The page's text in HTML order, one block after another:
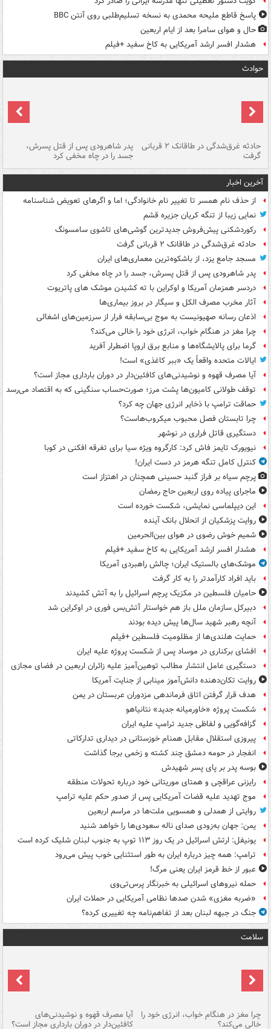
پاسخ قاطع ملیحه محمدی به نسخه تسلیم‌طلبی روی آنتن BBC
حال و هوای سامرا بعد از ایام اربعین
هشدار افسر ارشد آمریکایی به کاخ سفید +فیلم
حوادث
حادثه غرق‌شدگی در طاقانک ۲ قربانی
گرفت
پدر شاهرودی پس از قتل پسرش،
جسد را در چاه مخفی کرد
آخرین اخبار
از حذف نام همسر تا تغییر نام خانوادگی؛ اما و اگرهای تعویض شناسنامه
نمایی زیبا از تنگه کریان جزیره قشم
رکوردشکنی پیش‌فروش جدیدترین گوشی‌های تاشوی سامسونگ
حادثه غرق‌شدگی در طاقانک ۲ قربانی گرفت
مسجد جامع یزد، از باشکوه‌ترین معماری‌های ایران
پدر شاهرودی پس از قتل پسرش، جسد را در چاه مخفی کرد
دردسر همزمان آمریکا و اوکراین با ته کشیدن موشک های پاتریوت
آثار مخرب مصرف الکل و سیگار در بروز بیماری‌ها
اذعان رسانه صهیونیست به موج بی‌سابقه فرار از سرزمین‌های اشغالی
چرا مغز در هنگام خواب، انرژی خود را خالی می‌کند؟
گرما برای پالایشگاه‌ها و منابع برق اروپا اضطرار آفرید
ایالات متحده واقعاً یک «ببر کاغذی» است!
آیا مصرف قهوه و نوشیدنی‌های کافئین‌دار در دوران بارداری مجاز است؟
توقف طولانی کامیون‌ها پشت مرز؛ صورت‌حساب سنگینی که به اقتصاد می‌رسد
حماقت ترامپ با ذخایر انرژی جهان چه کرد؟
چرا تابستان فصل محبوب میکروب‌هاست؟
دستگیری قاتل فراری در نوشهر
نیویورک تایمز فاش کرد: کارگروه ویژه سیا برای تفرقه افکنی در کوبا
کنترل کامل تنگه هرمز در دست ایران!
پرچم سیاه بر فراز گنبد حسینی همچنان در اهتزاز است
ماجرای پیاده روی اربعین حاج رمضان
این دیپلماسی نمایشی، شکست خورده است
روایت پزشکیان از انحلال بانک آینده
شمیم خوش رضوی در هوای بین‌الحرمین
هشدار افسر ارشد آمریکایی به کاخ سفید +فیلم
موشک‌های بالستیک ایران؛ چالش راهبردی آمریکا
باید افراد کارآمدتر را به کار گرفت
حامیان فلسطین در مکزیک پرچم اسرائیل را به آتش کشیدند
دبیرکل سازمان ملل باز هم خواستار آتش‌بس فوری در اوکراین شد
آنچه رهبر شهید سال‌ها پیش دیده بودند
حمایت هلندی‌ها از مظلومیت فلسطین +فیلم
افشای برکناری در موساد پس از شکست پروژه علیه ایران
دستگیری عامل انتشار مطالب توهین‌آمیز علیه زائران اربعین در فضای مجازی
روایت تکان‌دهنده دانش‌آموز مینابی از جنایت آمریکا
هدف قرار گرفتن اتاق‌ فرماندهی مزدوران عربستان در یمن
شکست پروژه «خاورمیانه جدید» نتانیاهو
گزافه‌گویی و لفاظی جدید ترامپ علیه ایران
پیروزی استقلال مقابل همنام خوزستانی در دیداری تدارکاتی
انفجار در حومه دمشق چند کشته و زخمی برجا گذاشت
بوسه‌ پدر بر پای پسر شهیدش
رایزنی عراقچی و همتای موریتانی خود درباره تحولات منطقه
موج تهدید علیه قضات آمریکایی پس از صدور حکم علیه ترامپ
روایتی از همدلی و همسویی ملت‌ها در مراسم اربعین
یمن: جهان به‌زودی صدای ناله سعودی‌ها را خواهد شنید
یونیفل: ارتش اسرائیل در یک روز ۱۱۳ توپ به جنوب لبنان شلیک کرده است
ترامپ: همه چیز درباره ایران به طور استثنایی خوب پیش می‌رود
عبور از خط قرمز ایران یعنی مرگ!
حمله نیروهای اسرائیلی به خبرنگار پرس‌تی‌وی
«ضربه مغزی» شدن صدها نظامی آمریکایی در حملات ایران
جنگ در جبهه لبنان بعد از تفاهم‌نامه چه تغییری کرده؟
سلامت
چرا مغز در هنگام خواب، انرژی خود را
خالی می‌کند؟
آیا مصرف قهوه و نوشیدنی‌های
کافئین‌دار در دوران بارداری مجاز است؟